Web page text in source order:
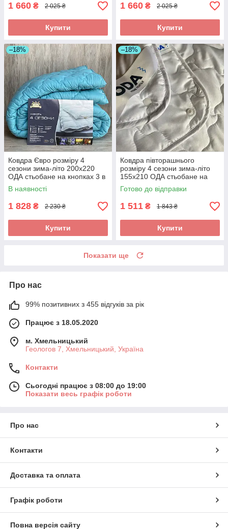
1 660 ₴ 2 025 ₴
Купити
1 660 ₴ 2 025 ₴
Купити
–18%
Ковдра Євро розміру 4
сезони зима-літо 200х220
ОДА стьобане на кнопках 3 в
1, Колір - Бирюзовый
В наявності
1 828 ₴ 2 230 ₴
Купити
–18%
Ковдра півторашнього
розміру 4 сезони зима-літо
155х210 ОДА стьобане на
кнопках 3 в 1, Колір - білий
Готово до відправки
1 511 ₴ 1 843 ₴
Купити
Показати ще
Про нас
99% позитивних з 455 відгуків за рік
Працює з 18.05.2020
м. Хмельницький
Геологов 7, Хмельницький, Україна
Контакти
Сьогодні працює з 08:00 до 19:00
Показати весь графік роботи
Про нас
Контакти
Доставка та оплата
Графік роботи
Повна версія сайту